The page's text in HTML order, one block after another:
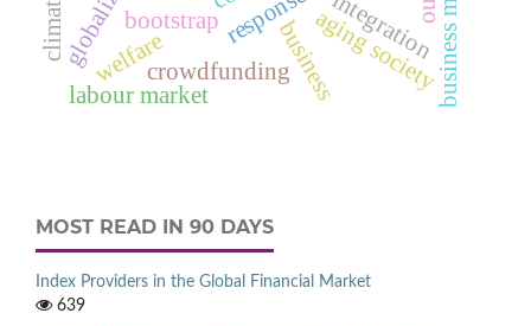
bootstrap integration
businessaging society
welfarecrowdfunding
labour market
MOST READ IN 90 DAYS
Index Providers in the Global Financial Market
639